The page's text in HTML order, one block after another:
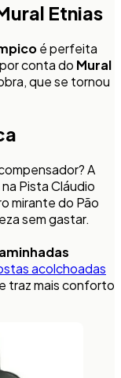
Etnias
é perfeita
conta do Mural
que se tornou
A
Pista Cláudio
mirante do Pão
sem gastar.
acolchoadas
traz mais conforto